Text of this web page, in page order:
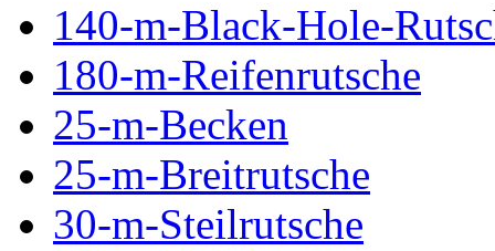
140-m-Black-Hole-
180-m-Reifenrutsche
25-m-Becken
25-m-Breitrutsche
30-m-Steilrutsche